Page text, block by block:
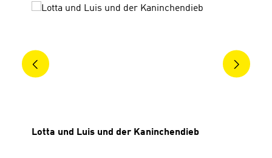
Lotta und Luis und der Kaninchendieb